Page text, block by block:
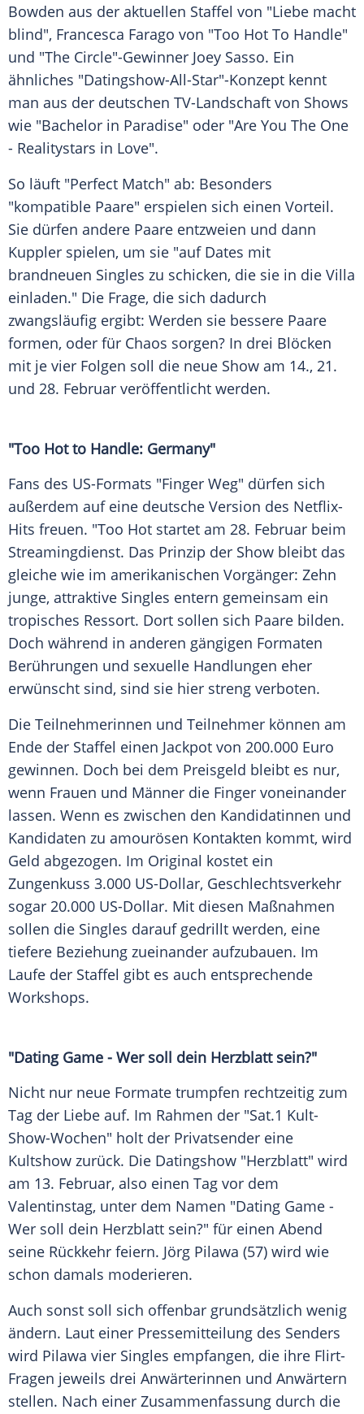
Bowden aus der aktuellen Staffel von "Liebe macht
blind", Francesca Farago von "Too Hot To Handle"
und "The Circle"-Gewinner Joey Sasso. Ein
ähnliches "Datingshow-All-Star"-Konzept kennt
man aus der deutschen TV-Landschaft von Shows
wie "Bachelor in Paradise" oder "Are You The One
- Realitystars in Love".
So läuft "Perfect Match" ab: Besonders
"kompatible Paare" erspielen sich einen Vorteil.
Sie dürfen andere Paare entzweien und dann
Kuppler spielen, um sie "auf Dates mit
brandneuen Singles zu schicken, die sie in die Villa
einladen." Die Frage, die sich dadurch
zwangsläufig ergibt: Werden sie bessere Paare
formen, oder für Chaos sorgen? In drei Blöcken
mit je vier Folgen soll die neue Show am 14., 21.
und 28. Februar veröffentlicht werden.
"Too Hot to Handle: Germany"
Fans des US-Formats "Finger Weg" dürfen sich
außerdem auf eine deutsche Version des Netflix-
Hits freuen. "Too Hot startet am 28. Februar beim
Streamingdienst. Das Prinzip der Show bleibt das
gleiche wie im amerikanischen Vorgänger: Zehn
junge, attraktive Singles entern gemeinsam ein
tropisches Ressort. Dort sollen sich Paare bilden.
Doch während in anderen gängigen Formaten
Berührungen und sexuelle Handlungen eher
erwünscht sind, sind sie hier streng verboten.
Die Teilnehmerinnen und Teilnehmer können am
Ende der Staffel einen Jackpot von 200.000 Euro
gewinnen. Doch bei dem Preisgeld bleibt es nur,
wenn Frauen und Männer die Finger voneinander
lassen. Wenn es zwischen den Kandidatinnen und
Kandidaten zu amourösen Kontakten kommt, wird
Geld abgezogen. Im Original kostet ein
Zungenkuss 3.000 US-Dollar, Geschlechtsverkehr
sogar 20.000 US-Dollar. Mit diesen Maßnahmen
sollen die Singles darauf gedrillt werden, eine
tiefere Beziehung zueinander aufzubauen. Im
Laufe der Staffel gibt es auch entsprechende
Workshops.
"Dating Game - Wer soll dein Herzblattsein?"
Nicht nur neue Formate trumpfen rechtzeitig zum
Tag der Liebe auf. Im Rahmen der "Sat.1 Kult-
Show-Wochen" holt der Privatsender eine
Kultshow zurück. Die Datingshow "Herzblatt" wird
am 13. Februar, also einen Tag vor dem
Valentinstag, unter dem Namen "Dating Game -
Wer soll dein Herzblatt sein?" für einen Abend
seine Rückkehr feiern. Jörg Pilawa (57) wird wie
schon damals moderieren.
Auch sonst soll sich offenbar grundsätzlich wenig
ändern. Laut einer Pressemitteilung des Senders
wird Pilawa vier Singles empfangen, die ihre Flirt-
Fragen jeweils drei Anwärterinnen und Anwärtern
stellen. Nach einer Zusammenfassung durch die